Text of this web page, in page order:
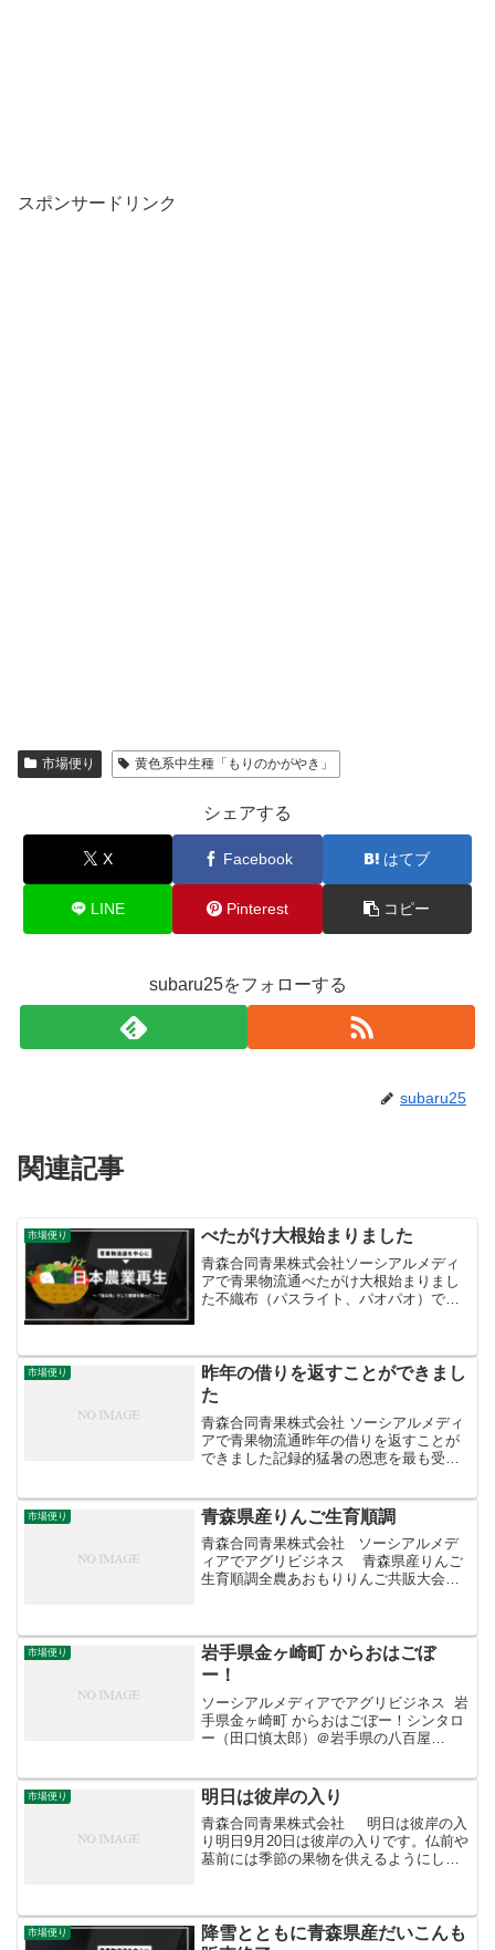
スポンサードリンク
市場便り 黄色系中生種「もりのかがやき」
シェアする
X Facebook はてブ
LINE Pinterest コピー
subaru25をフォローする
subaru25
関連記事
市場便り べたがけ大根始まりました
青森合同青果株式会社ソーシアルメディ
アで青果物流通べたがけ大根始まりまし
た不織布（パスライト、パオパオ）で被
ばつの影響です。先行する...
市場便り
昨年の借りを返すことができまし
た
青森合同青果株式会社 ソーシアルメディ
アで青果物流通昨年の借りを返すことが
できました記録的猛暑の恩恵を最も受け
行きが好調だったことに加え、ブロック
売りの定着が需要を...
市場便り 青森県産りんご生育順調
青森合同青果株式会社 ソーシアルメデ
ィアでアグリビジネス 青森県産りんご
生育順調全農あおもりりんご共販大会に
売面では...
市場便り
岩手県金ヶ崎町 からおはごぼ
ー！
ソーシアルメディアでアグリビジネス 岩
手県金ヶ崎町 からおはごぼー！シンタロ
ー（田口慎太郎）＠岩手県の八百屋‏
新ごぼう」の入荷が始まっていますよ...
市場便り 明日は彼岸の入り
青森合同青果株式会社 明日は彼岸の入
り明日9月20日は彼岸の入りです。仏前や
墓前には季節の果物を供えるようにしま
題、食べ放題...
市場便り
降雪とともに青森県産だいこんも